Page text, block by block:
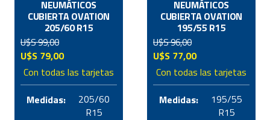
NEUMÁTICOS
CUBIERTA OVATION
205/60 R15
U$S99,00
El
precio
original
era:
U$S 79,00El
precio
actual
Con todas las tarjetas
Medidas:
205/60
R15
NEUMÁTICOS
CUBIERTA OVATION
195/55 R15
U$S96,00
El
precio
original
era:
U$S 77,00El
precio
actual
Con todas las tarjetas
Medidas:
195/55
R15